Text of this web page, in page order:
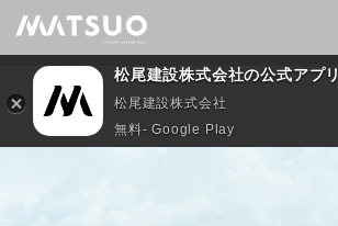
松尾建設株式会社の公式アプリ
松尾建設株式会社
無料- Google Play